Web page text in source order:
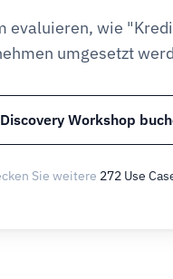
evaluieren, wie
umgesetzt
Discovery Workshop
Sie weitere 272 Use